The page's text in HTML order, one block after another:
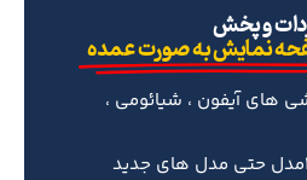
و پخش
نمایش به صورت عمده
های آیفون ، شیائومی ،